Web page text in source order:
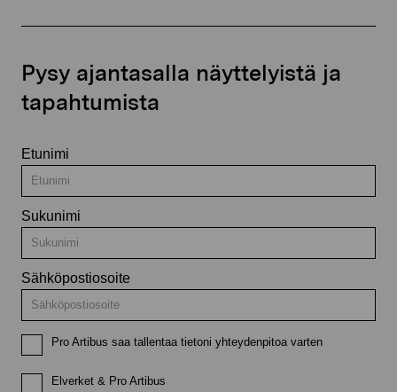
Pysy ajantasalla näyttelyistä ja
tapahtumista
Etunimi
Sukunimi
Sähköpostiosoite
Pro Artibus saa tallentaa tietoni yhteydenpitoa varten
Elverket & Pro Artibus